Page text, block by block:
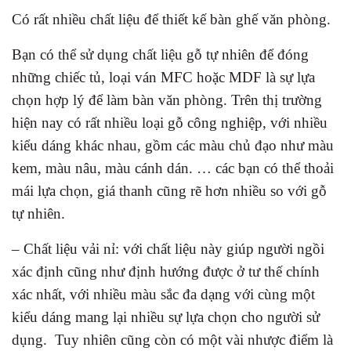
Có rất nhiều chất liệu để thiết kế bàn ghế văn phòng.
Bạn có thể sử dụng chất liệu gỗ tự nhiên để đóng
những chiếc tủ, loại ván MFC hoặc MDF là sự lựa
chọn hợp lý để làm bàn văn phòng. Trên thị trường
hiện nay có rất nhiều loại gỗ công nghiệp, với nhiều
kiểu dáng khác nhau, gồm các màu chủ đạo như màu
kem, màu nâu, màu cánh dán. … các bạn có thể thoải
mái lựa chọn, giá thanh cũng rẽ hơn nhiều so với gỗ
tự nhiên.
– Chất liệu vải nỉ: với chất liệu này giúp người ngồi
xác định cũng như định hướng được ở tư thế chính
xác nhất, với nhiều màu sắc đa dạng với cùng một
kiểu dáng mang lại nhiều sự lựa chọn cho người sử
dụng. Tuy nhiên cũng còn có một vài nhược điểm là